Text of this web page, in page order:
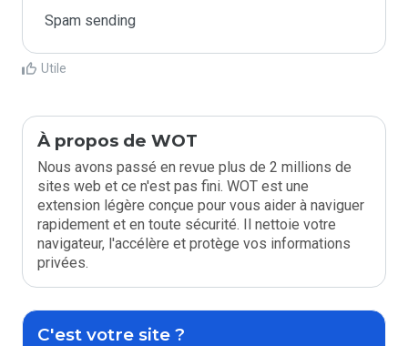
Spam sending
Utile
À propos de WOT
Nous avons passé en revue plus de 2 millions de
sites web et ce n'est pas fini. WOT est une
extension légère conçue pour vous aider à naviguer
rapidement et en toute sécurité. Il nettoie votre
navigateur, l'accélère et protège vos informations
privées.
C'est votre site ?